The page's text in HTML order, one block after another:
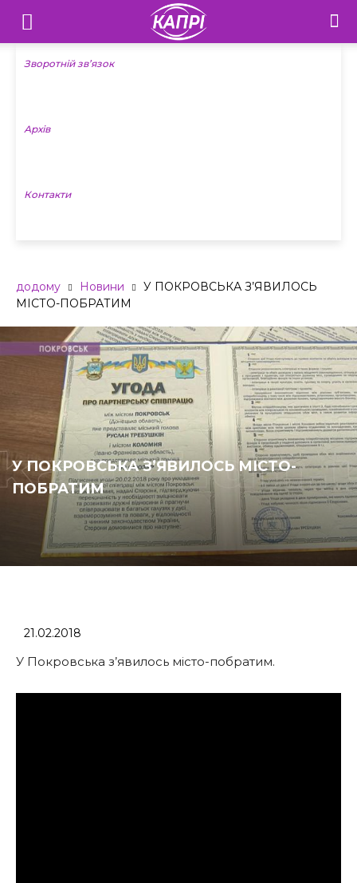
Телебачення
«Капрі»
Новини
Зворотній зв’язок
Архів
Контакти
додому Новини
У ПОКРОВСЬКА З’ЯВИЛОСЬ
МІСТО-ПОБРАТИМ
У ПОКРОВСЬКА З’ЯВИЛОСЬ МІСТО-
ПОБРАТИМ
21.02.2018
У Покровська з’явилось місто-побратим.